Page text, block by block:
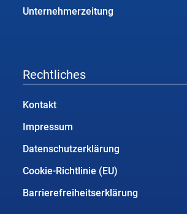
Unternehmerzeitung
Rechtliches
Kontakt
Impressum
Datenschutzerklärung
Cookie-Richtlinie (EU)
Barrierefreiheitserklärung